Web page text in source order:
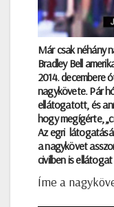
Már csak néhány
Bradley Bell
2014. decembere
nagykövete. Pár
ellátogatott, és
hogy megígérte,
Az egri
a nagykövet
civilben is
Íme a